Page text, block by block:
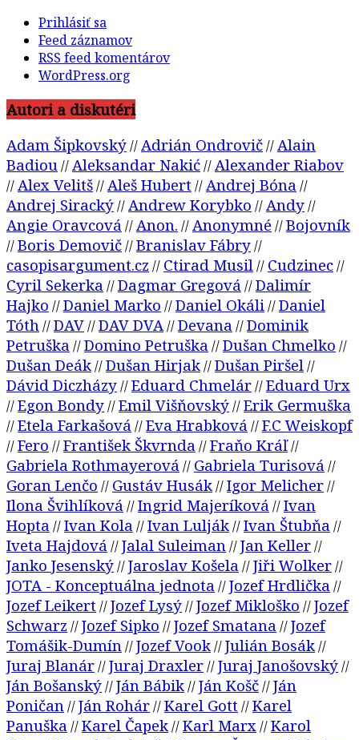
Prihlásiť sa
Feed záznamov
RSS feed komentárov
WordPress.org
Autori a diskutéri
Adam Šipkovský// Adrián Ondrovič// Alain
Badiou // Aleksandar Nakić// Alexander Riabov
// Alex Velitš// Aleš Hubert // Andrej Bóna //
Andrej Siracký// Andrew Korybko // Andy//
Angie Oravcová // Anon. // Anonymné //Bojovník
//Boris Demovič//Branislav Fábry//
casopisargument.cz // Ctirad Musil // Cudzinec//
Cyril Sekerka //Dagmar Gregová //Dalimír
Hajko //Daniel Marko //Daniel Okáli //Daniel
Tóth //DAV//DAV DVA//Devana //Dominik
Petruška //Domino Petruška //Dušan Chmelko //
Dušan Deák//Dušan Hirjak//Dušan Piršel //
Dávid Diczházy//Eduard Chmelár//Eduard Urx
//Egon Bondy//Emil Višňovský//Erik Germuška
//Etela Farkašová //Eva Hrabková //F.C Weiskopf
//Fero //František Škvrnda //Fraňo Kráľ//
Gabriela Rothmayerová // Gabriela Turisová //
Goran Lenčo // Gustáv Husák//Igor Melicher//
Ilona Švihlíková //Ingrid Majeríková //Ivan
Hopta //Ivan Kola //Ivan Lulják//Ivan Štubňa //
Iveta Hajdová //Jalal Suleiman //Jan Keller//
Janko Jesenský//Jaroslav Košela //Jiři Wolker//
JOTA - Konceptuálna jednota //Jozef Hrdlička //
Jozef Leikert //Jozef Lysý//Jozef Mikloško //Jozef
Schwarz //Jozef Sipko //Jozef Smatana //Jozef
Tomášik-Dumín //Jozef Vook//Julián Bosák//
Juraj Blanár//Juraj Draxler//Juraj Janošovský//
Ján Bošanský//Ján Bábik//Ján Košč//Ján
Poničan //Ján Rohár//Karel Gott //Karel
Panuška //Karel Čapek//Karl Marx //Karol